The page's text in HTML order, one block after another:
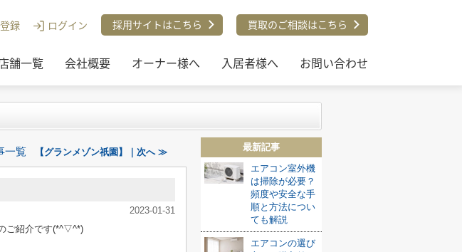
録 ログイン 採用サイトはこちら 買取のご相談はこちら
舗一覧 会社概要 オーナー様へ 入居者様へ お問い合わせ
シャン・ド・フルールＡ
一覧 【グランメゾン祇園】｜次へ ≫
2023-01-31
ご紹介です(*^▽^*)
最新記事
エアコン室外機
は掃除が必要？
頻度や安全な手
順と方法につい
ても解説
エアコンの選び